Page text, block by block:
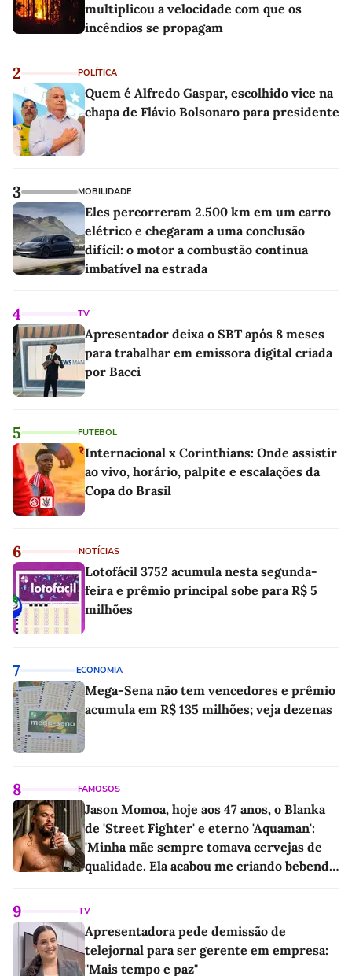
multiplicou a velocidade com que os
incêndios se propagam
2 POLÍTICA
Quem é Alfredo Gaspar, escolhido vice na
chapa de Flávio Bolsonaro para presidente
3 MOBILIDADE
Eles percorreram 2.500 km em um carro
elétrico e chegaram a uma conclusão
difícil: o motor a combustão continua
imbatível na estrada
4 TV
Apresentador deixa o SBT após 8 meses
para trabalhar em emissora digital criada
por Bacci
5 FUTEBOL
Internacional x Corinthians: Onde assistir
ao vivo, horário, palpite e escalações da
Copa do Brasil
6 NOTÍCIAS
Lotofácil 3752 acumula nesta segunda-
feira e prêmio principal sobe para R$ 5
milhões
7 ECONOMIA
Mega-Sena não tem vencedores e prêmio
acumula em R$ 135 milhões; veja dezenas
8 FAMOSOS
Jason Momoa, hoje aos 47 anos, o Blanka
de 'Street Fighter' e eterno 'Aquaman':
'Minha mãe sempre tomava cervejas de
qualidade. Ela acabou me criando bebendo
9 TV
Apresentadora pede demissão de
telejornal para ser gerente em empresa:
"Mais tempo e paz"